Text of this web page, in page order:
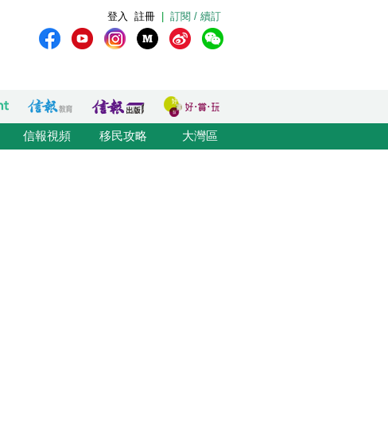
訂閱 / 續訂
註冊
登入
信報視頻 移民攻略 大灣區